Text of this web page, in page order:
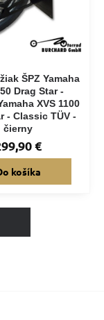
ŠPZ Yamaha
Drag Star -
XVS 1100
- Classic TÜV -
čierny
€
košíka